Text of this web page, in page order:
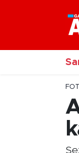
Nöbetçi
Hava
Samsun
Trafik
Süper Lig